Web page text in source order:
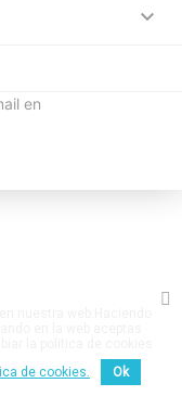

en
de cookies. Ok